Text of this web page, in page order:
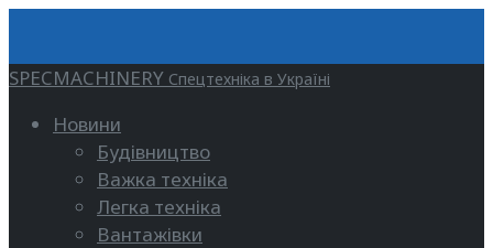
SPECMACHINERY Спецтехніка в Україні
Новини
Будівництво
Важка техніка
Легка техніка
Вантажівки